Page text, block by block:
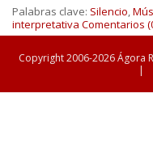
Palabras clave: Silencio,
interpretativa Comentarios
Copyright 2006-2026 Ágora
|